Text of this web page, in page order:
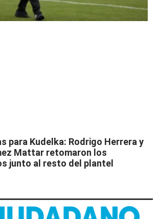
para Kudelka: Rodrigo Herrera y
Mattar retomaron los
junto al resto del plantel